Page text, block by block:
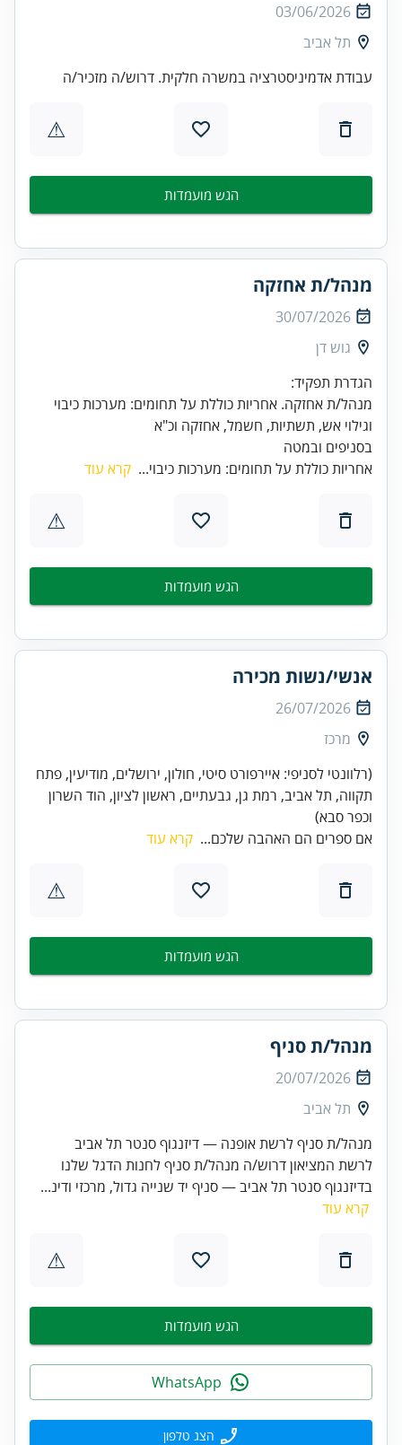
03/06/2026
תל אביב
עבודת אדמיניסטרציה במשרה חלקית. דרוש/ה מזכיר/ה
⚠
הגש מועמדות
מנהל/ת אחזקה
30/07/2026
גוש דן
מנהל/ת אחזקה. אחריות כוללת על תחומים: מערכות כיבוי
בסניפים ובמטה
אחריות כוללת על תחומים: מערכות כיבוי... קרא עוד
⚠
הגש מועמדות
אנשי/נשות מכירה
26/07/2026
מרכז
(רלוונטי לסניפי: איירפורט סיטי, חולון, ירושלים, מודיעין, פתח
תקווה, תל אביב, רמת גן, גבעתיים, ראשון לציון, הוד השרון
וכפר סבא)
אם ספרים הם האהבה שלכם... קרא עוד
⚠
הגש מועמדות
מנהל/ת סניף
20/07/2026
תל אביב
מנהל/ת סניף לרשת אופנה — דיזנגוף סנטר תל אביב
לרשת המציאון דרוש/ה מנהל/ת סניף לחנות הדגל שלנו
בדיזנגוף סנטר תל אביב — סניף יד שנייה גדול, מרכזי ודינ...
קרא עוד
⚠
הגש מועמדות
הצג טלפון